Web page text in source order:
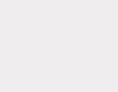
Ezúton
felhasználását a